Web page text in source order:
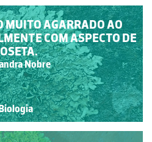
MUITO AGARRADO AO
COM ASPECTO DE
Nobre